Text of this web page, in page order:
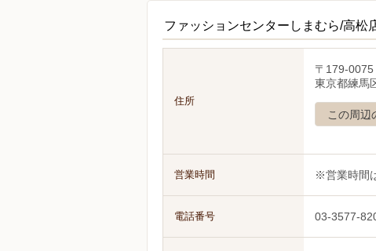
ファッションセンターしまむら/高松
住所
〒179-0075
東京都練馬
この周辺
営業時間 ※営業時間
電話番号 03-3577-